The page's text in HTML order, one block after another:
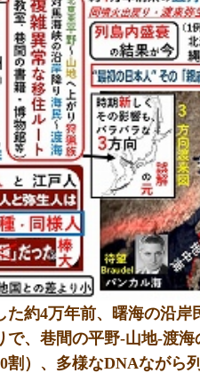
約4万年前、曙海の沿岸
で、巷間の平野-山地-渡
割） 、多様なDNAながら